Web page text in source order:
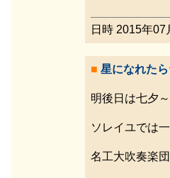
日時 2015年07
■ 星になれた
明後日は七夕
ソレイユでは
名工大吹奏楽